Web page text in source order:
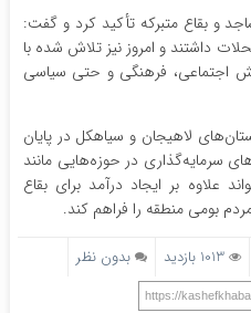
و بقاع متبرکه تأکید کرد و گفت:
داشتند و امروز نیز تلاش شده با
اجتماعی، فرهنگی و حتی سیاسی
لاهیجان و سیاهکل در پایان
سرمایه‌گذاری در حوزه‌هایی مانند
علاوه بر ایجاد درآمد برای بقاع
مردم بومی منطقه را فراهم کند.
1013 بازدید
بدون نظر
https://